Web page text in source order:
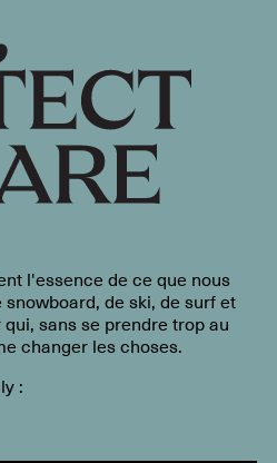
l'essence de ce que nous
de ski, de surf et
sans se prendre trop au
changer les choses.
: